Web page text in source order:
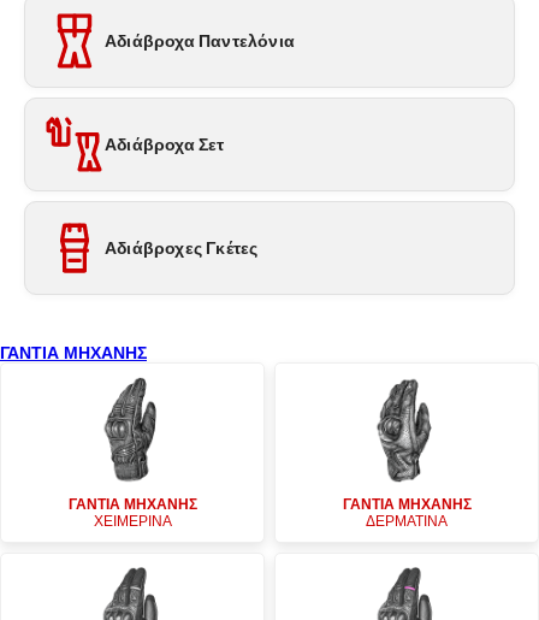
Αδιάβροχα Παντελόνια
Αδιάβροχα Σετ
Αδιάβροχες Γκέτες
ΓΑΝΤΙΑ ΜΗΧΑΝΗΣ
ΓΑΝΤΙΑ ΜΗΧΑΝΗΣ
ΧΕΙΜΕΡΙΝΑ
ΓΑΝΤΙΑ ΜΗΧΑΝΗΣ
ΔΕΡΜΑΤΙΝΑ